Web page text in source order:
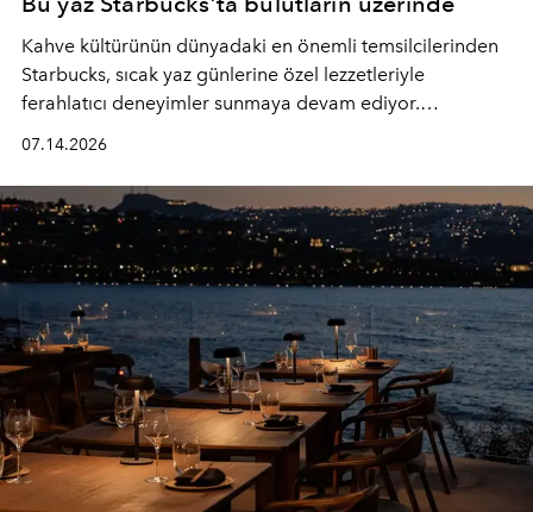
Kahve kültürünün dünyadaki en önemli temsilcilerinden
Starbucks, sıcak yaz günlerine özel lezzetleriyle
ferahlatıcı deneyimler sunmaya devam ediyor.
yepyeni Cloud Frappuccino® Blended Beverage çeşitleri
ve yiyecek alternatifleri yazın keyfine lezzet katıyor.
07.14.2026